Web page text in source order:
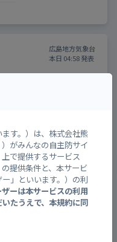
す。）は、株式会社熊
がみんなの自主防サイ
で提供するサービス
提供条件と、本サービ
」といいます。）の利
ザーは本サービスの利用
たうえで、本規約に同
広島地方気象台
本日 04:58 発表